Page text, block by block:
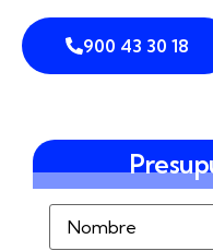
900 43 30 18
Nombre